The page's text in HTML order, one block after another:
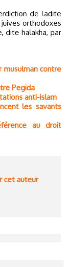
de ladite
orthodoxes
dite halakha, par
musulman contre
Pegida
anti-islam
les savants
au droit
cet auteur